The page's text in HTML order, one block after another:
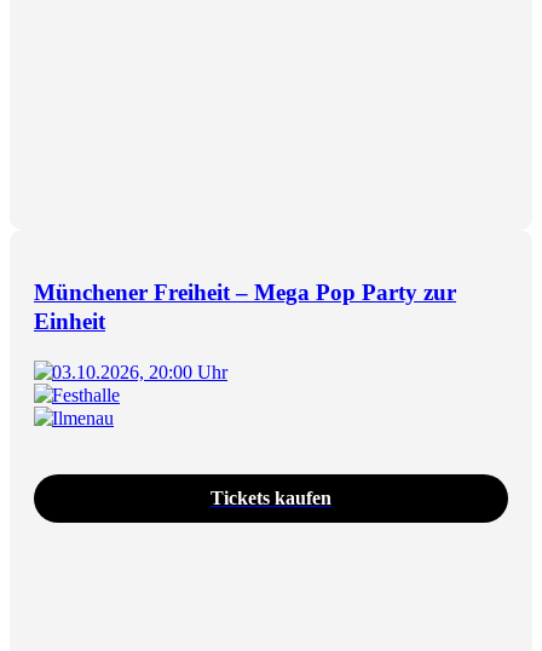
Münchener Freiheit – Mega Pop Party zur
Einheit
03.10.2026, 20:00 Uhr
Festhalle
Ilmenau
Tickets kaufen